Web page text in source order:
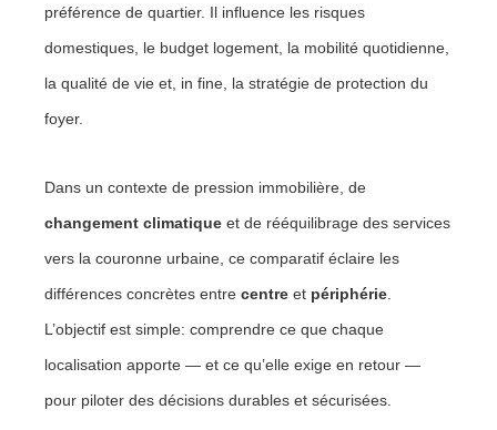
préférence de quartier. Il influence les risques
domestiques, le budget logement, la mobilité quotidienne,
la qualité de vie et, in fine, la stratégie de protection du
foyer.
Dans un contexte de pression immobilière, de
changement climatique et de rééquilibrage des services
vers la couronne urbaine, ce comparatif éclaire les
différences concrètes entrecentre et périphérie.
L’objectif est simple: comprendre ce que chaque
localisation apporte — et ce qu’elle exige en retour —
pour piloter des décisions durables et sécurisées.